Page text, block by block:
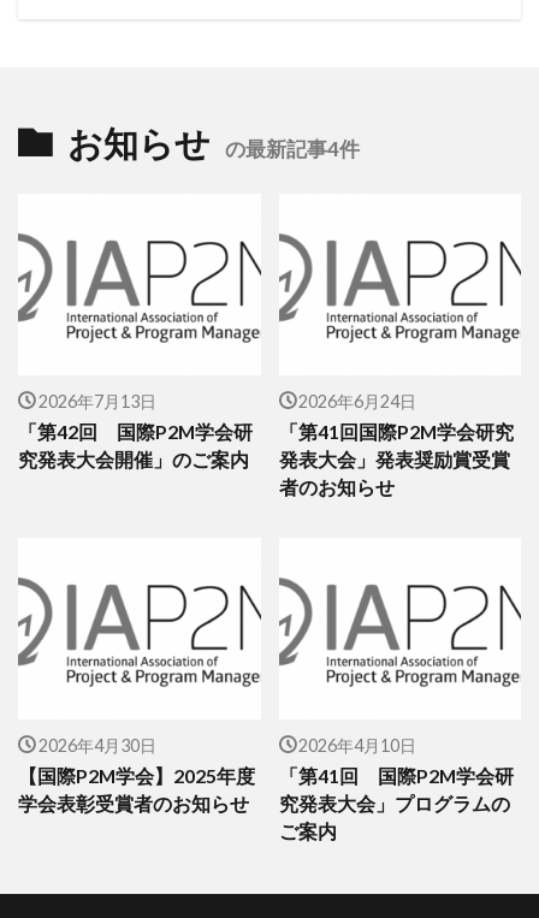
お知らせ の最新記事4件
2026年7月13日
「第42回 国際P2M学会研
究発表大会開催」のご案内
2026年6月24日
「第41回国際P2M学会研究
発表大会」発表奨励賞受賞
者のお知らせ
2026年4月30日
【国際P2M学会】2025年度
学会表彰受賞者のお知らせ
2026年4月10日
「第41回 国際P2M学会研
究発表大会」プログラムの
ご案内